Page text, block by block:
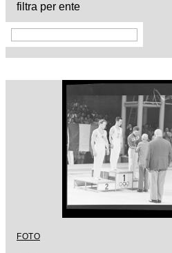
filtra per ente
FOTO